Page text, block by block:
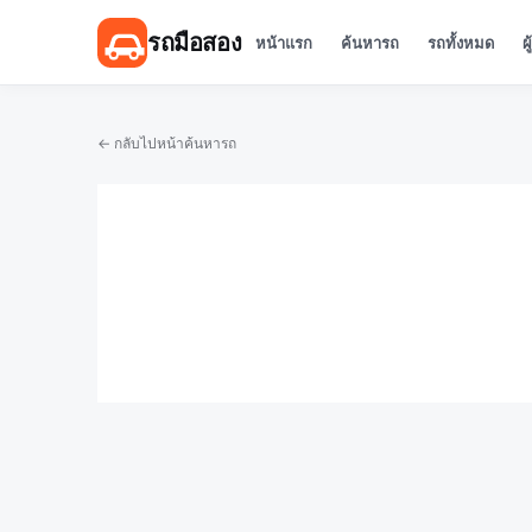
รถมือสอง หน้าแรก ค้นหารถ รถทั้งหมด
← กลับไปหน้าค้นหารถ